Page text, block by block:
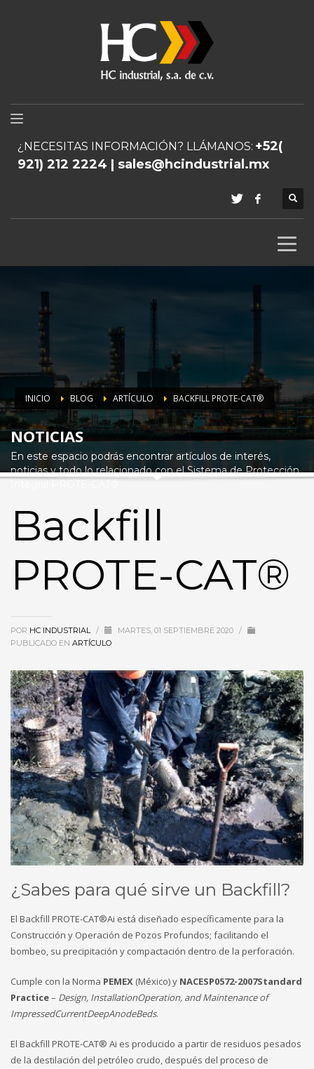
¿NECESITAS INFORMACIÓN? LLÁMANOS: +52(
921) 212 2224 | sales@hcindustrial.mx
INICIO BLOG ARTÍCULO BACKFILL PROTE-CAT®
NOTICIAS
En este espacio podrás encontrar artículos de interés,
noticias y todo lo relacionado con el Sistema de Protección
Backfill
PROTE-CAT®
POR HC INDUSTRIAL / MARTES, 01 SEPTIEMBRE 2020 /
PUBLICADO EN ARTÍCULO
¿Sabes para qué sirve un Backfill?
El Backfill PROTE-CAT®Ai está diseñado específicamente para la
Construcción y Operación de Pozos Profundos; facilitando el
bombeo, su precipitación y compactación dentro de la perforación.
Cumple con la Norma PEMEX (México) y NACESP0572-2007Standard
Practice– Design, InstallationOperation, and Maintenance of
ImpressedCurrentDeepAnodeBeds.
El Backfill PROTE-CAT® Ai es producido a partir de residuos pesados
de la destilación del petróleo crudo, después del proceso de